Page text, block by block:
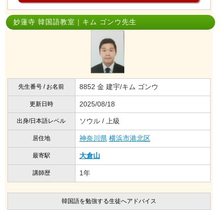
妙蓮寺 韓国語教室｜キム ゴンウ先生
先生番号 / お名前 8852 金 建宇/キム ゴンウ
更新日時 2025/08/18
出身/日本語レベル ソウル / 上級
居住地 神奈川県 横浜市港北区
最寄駅 大倉山
講師歴 1年
韓国語を勉強する生徒へアドバイス